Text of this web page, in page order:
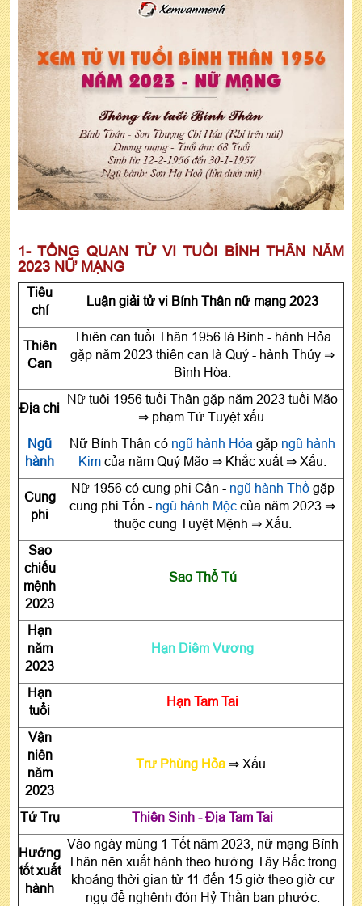
1- TỔNG QUAN TỬ VI TUỔI BÍNH THÂN NĂM
2023 NỮ MẠNG
Tiêu
chí
Luận giải tử vi Bính Thân nữ mạng 2023
Thiên
Can
Thiên can tuổi Thân 1956 là Bính - hành Hỏa
gặp năm 2023 thiên can là Quý - hành Thủy ⇒
Bình Hòa.
Địa chi
Nữ tuổi 1956 tuổi Thân gặp năm 2023 tuổi Mão
⇒ phạm Tứ Tuyệt xấu.
Ngũ
hành
Nữ Bính Thân có ngũ hành Hỏa gặp ngũ hành
Kim của năm Quý Mão ⇒ Khắc xuất ⇒ Xấu.
Cung
phi
Nữ 1956 có cung phi Cấn - ngũ hành Thổ gặp
cung phi Tốn - ngũ hành Mộc của năm 2023 ⇒
thuộc cung Tuyệt Mệnh ⇒ Xấu.
Sao
chiếu
mệnh
2023
Sao Thổ Tú
Hạn
năm
2023
Hạn Diêm Vương
Hạn
tuổi
Hạn Tam Tai
Vận
niên
năm
2023
Trư Phùng Hỏa ⇒ Xấu.
Tứ Trụ Thiên Sinh - Địa Tam Tai
Hướng
tốt xuất
hành
Vào ngày mùng 1 Tết năm 2023, nữ mạng Bính
Thân nên xuất hành theo hướng Tây Bắc trong
khoảng thời gian từ 11 đến 15 giờ theo giờ cư
ngụ để nghênh đón Hỷ Thần ban phước.